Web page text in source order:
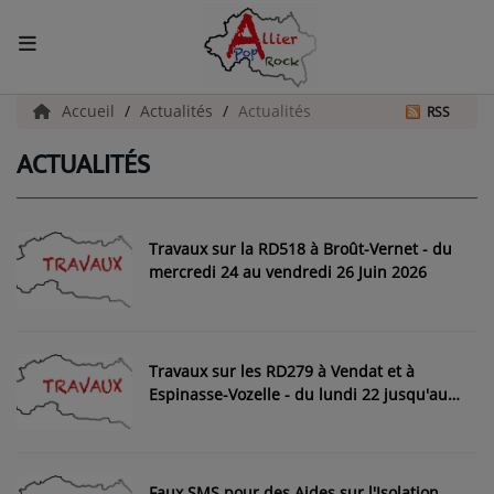
ACCUEIL
Actualités
AGENDA CULTUREL - ALLIER
INFOS POP ROCK
La Radio
EMISSIONS
ARTISTES
Accueil Actualités Actualités RSS
ACTUALITÉS
Travaux sur la RD518 à Broût-Vernet - du
mercredi 24 au vendredi 26 Juin 2026
Travaux sur les RD279 à Vendat et à
Espinasse-Vozelle - du lundi 22 jusqu'au